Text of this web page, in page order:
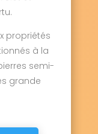
propriétés
à la
semi-
grande